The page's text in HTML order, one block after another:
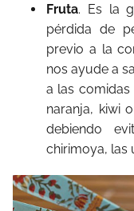
Fruta. Es la
pérdida de
previo a la
nos ayude a
a las comidas
naranja, kiwi
debiendo
chirimoya, las